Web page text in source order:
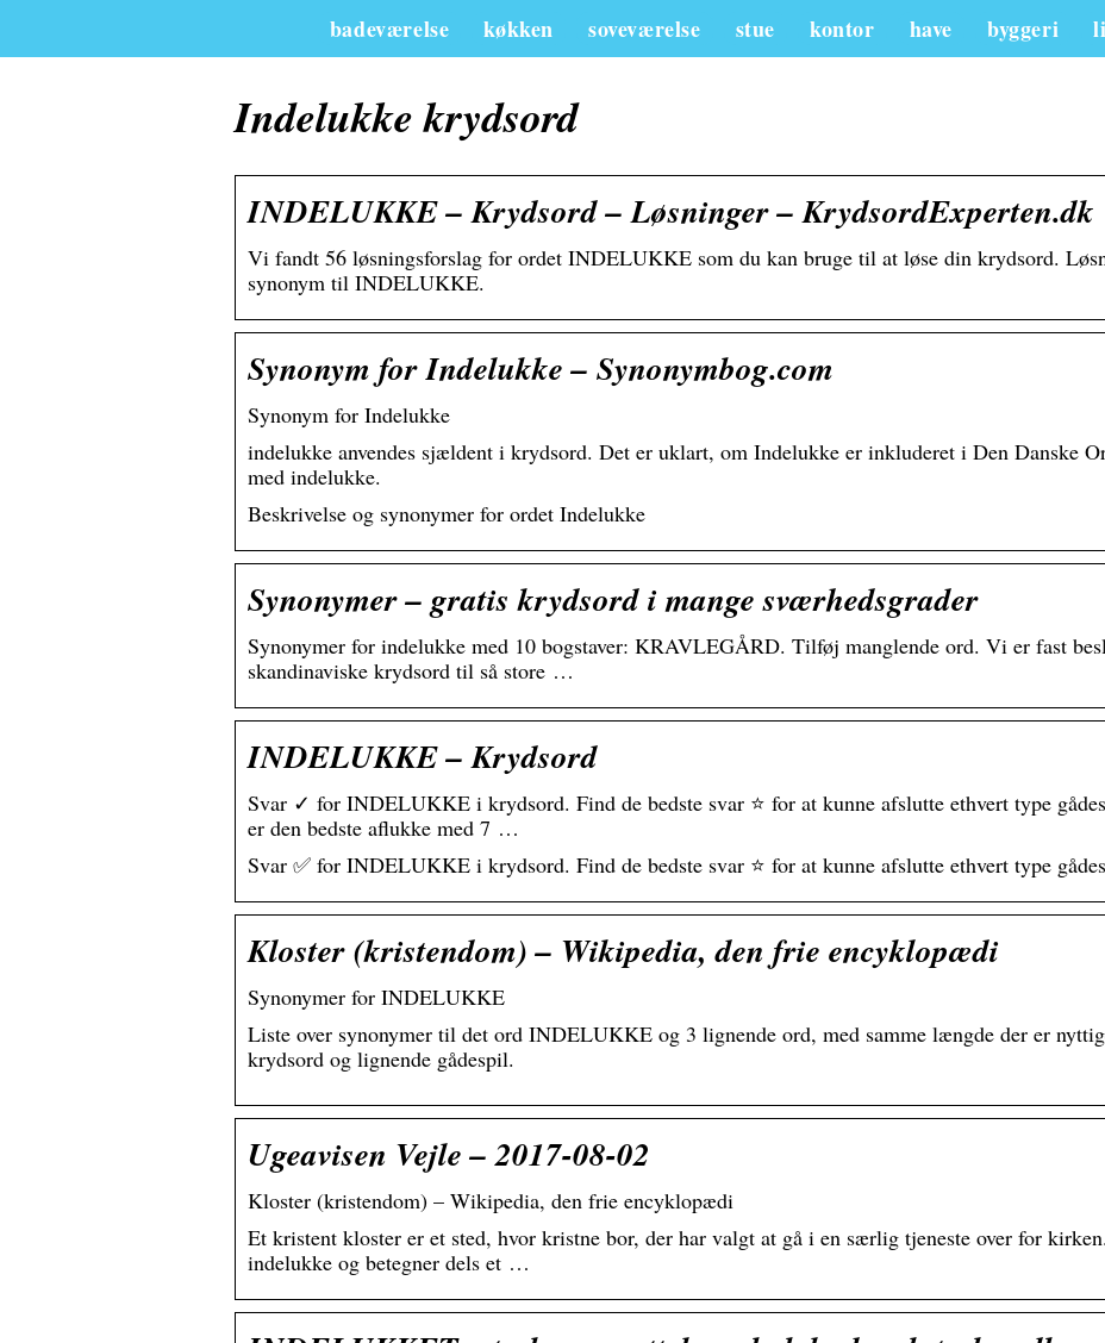
badeværelse køkken soveværelse stue kontor have byggeri
Indelukke krydsord
INDELUKKE – Krydsord – Løsninger – KrydsordExperten.dk
Vi fandt 56 løsningsforslag for ordet INDELUKKE som du kan bruge til at løse din krydsord.
synonym til INDELUKKE.
Synonym for Indelukke – Synonymbog.com
Synonym for Indelukke
indelukke anvendes sjældent i krydsord. Det er uklart, om Indelukke er inkluderet i Den Danske
med indelukke.
Beskrivelse og synonymer for ordet Indelukke
Synonymer – gratis krydsord i mange sværhedsgrader
Synonymer for indelukke med 10 bogstaver: KRAVLEGÅRD. Tilføj manglende ord. Vi er fast
skandinaviske krydsord til så store …
INDELUKKE – Krydsord
Svar ✓ for INDELUKKE i krydsord. Find de bedste svar ⭐ for at kunne afslutte ethvert type
er den bedste aflukke med 7 …
Svar ✅ for INDELUKKE i krydsord. Find de bedste svar ⭐ for at kunne afslutte ethvert type
Kloster (kristendom) – Wikipedia, den frie encyklopædi
Synonymer for INDELUKKE
Liste over synonymer til det ord INDELUKKE og 3 lignende ord, med samme længde der er
krydsord og lignende gådespil.
Ugeavisen Vejle – 2017-08-02
Kloster (kristendom) – Wikipedia, den frie encyklopædi
Et kristent kloster er et sted, hvor kristne bor, der har valgt at gå i en særlig tjeneste over for
indelukke og betegner dels et …